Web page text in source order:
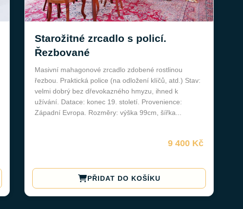
Starožitné zrcadlo s policí.
Řezbované
Masivní mahagonové zrcadlo zdobené rostlinou
řezbou. Praktická police (na odložení klíčů, atd.) Stav:
velmi dobrý bez dřevokazného hmyzu, ihned k
užívání. Datace: konec 19. století. Provenience:
Západní Evropa. Rozměry: výška 99cm, šířka...
9 400 Kč
PŘIDAT DO KOŠÍKU